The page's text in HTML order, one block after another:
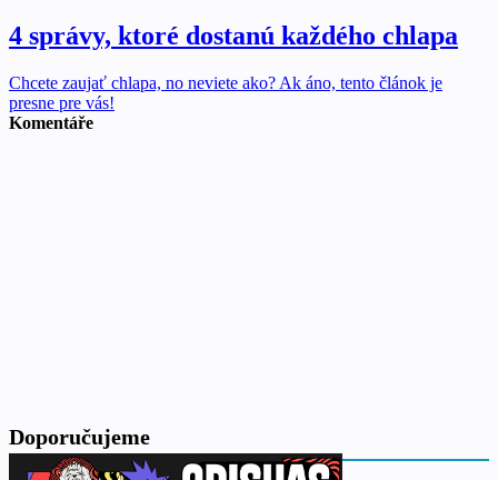
4 správy, ktoré dostanú každého chlapa
Chcete zaujať chlapa, no neviete ako? Ak áno, tento článok je
presne pre vás!
Komentáře
Doporučujeme